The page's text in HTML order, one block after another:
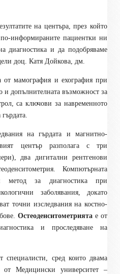
на центъра, през който
информираните пациентки ни
диагностика и да подобряваме
доц. Катя Дойкова, дм.
от мамография и ехография при
допълнителната възможност за
са ключови за навременното
на гърдата и магнитно-
център разполага с три
два дигитални рентгенови
Компютърната
метод за диагностика при
заболявания, докато
точни изследвания на костно-
Остеоденситометрията е от
и проследяване на
специалисти, сред които двама
Медицински университет –